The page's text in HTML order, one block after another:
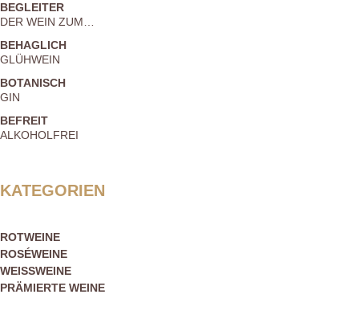
BEGLEITER
DER WEIN ZUM…
BEHAGLICH
GLÜHWEIN
BOTANISCH
GIN
BEFREIT
ALKOHOLFREI
KATEGORIEN
ROTWEINE
ROSÉWEINE
WEISSWEINE
PRÄMIERTE WEINE